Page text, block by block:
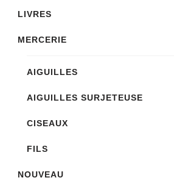
LIVRES
MERCERIE
AIGUILLES
AIGUILLES SURJETEUSE
CISEAUX
FILS
NOUVEAU